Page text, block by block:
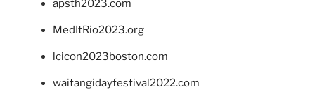
apsth2023.com
MedItRio2023.org
lcicon2023boston.com
waitangidayfestival2022.com